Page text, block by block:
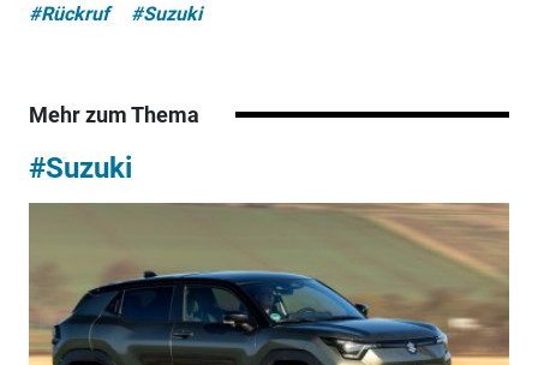
#Rückruf #Suzuki
Mehr zum Thema
#Suzuki